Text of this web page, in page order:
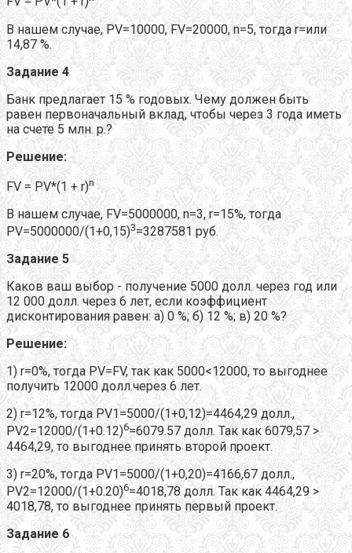
В нашем случае, PV=10000, FV=20000, n=5, тогда r=или
14,87 %.
Задание 4
Банк предлагает 15 % годовых. Чему должен быть
равен первоначальный вклад, чтобы через 3 года иметь
на счете 5 млн. р.?
Решение:
FV = PV*(1 + r)n
В нашем случае, FV=5000000, n=3, r=15%, тогда
PV=5000000/(1+0,15)3=3287581 руб.
Задание 5
Каков ваш выбор - получение 5000 долл. через год или
12 000 долл. через 6 лет, если коэффициент
дисконтирования равен: а) 0 %; б) 12 %; в) 20 %?
Решение:
1) r=0%, тогда PV=FV, так как 5000<12000, то выгоднее
получить 12000 долл.через 6 лет.
2) r=12%, тогда PV1=5000/(1+0,12)=4464,29 долл.,
PV2=12000/(1+0.12)6=6079.57 долл. Так как 6079,57 >
4464,29, то выгоднее принять второй проект.
3) r=20%, тогда PV1=5000/(1+0,20)=4166,67 долл.,
PV2=12000/(1+0.20)6=4018,78 долл. Так как 4464,29 >
4018,78, то выгоднее принять первый проект.
Задание 6